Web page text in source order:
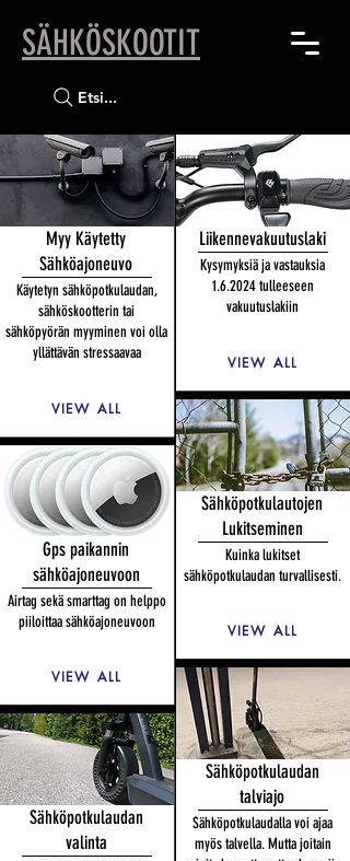
SÄHKÖSKOOTIT
Etsi...
Myy Käytetty
Sähköajoneuvo
Käytetyn sähköpotkulaudan,
sähköskootterin tai
sähköpyörän myyminen voi olla
yllättävän stressaavaa
VIEW ALL
Gps paikannin
sähköajoneuvoon
Airtag sekä smarttag on helppo
piiloittaa sähköajoneuvoon
VIEW ALL
Sähköpotkulaudan
valinta
Liikennevakuutuslaki
Kysymyksiä ja vastauksia
1.6.2024 tulleeseen
vakuutuslakiin
VIEW ALL
Sähköpotkulautojen
Lukitseminen
Kuinka lukitset
sähköpotkulaudan turvallisesti.
VIEW ALL
Sähköpotkulaudan
talviajo
Sähköpotkulaudalla voi ajaa
myös talvella. Mutta joitain